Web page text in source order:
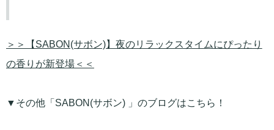
＞＞【SABON(サボン)】夜のリラックスタイムにぴったり
の香りが新登場＜＜
▼その他「SABON(サボン) 」のブログはこちら！